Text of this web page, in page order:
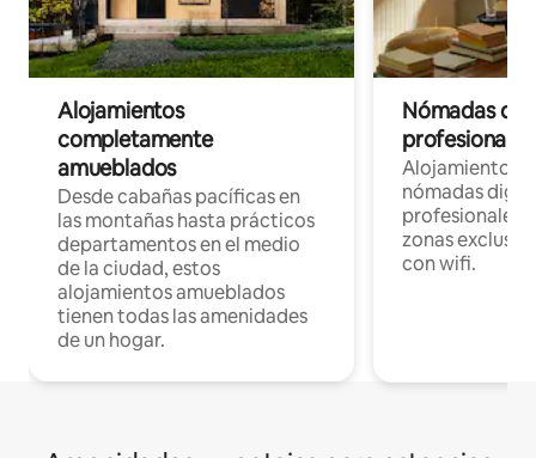
Alojamientos
completamente
amueblados
Desde cabañas pacíficas en
las montañas hasta prácticos
departamentos en el medio
de la ciudad, estos
alojamientos amueblados
tienen todas las amenidades
de un hogar.
Nómadas
Alojamientos
nómadas
profesionales
zonas
con wifi.